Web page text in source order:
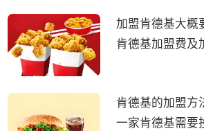
加盟肯德基大概
肯德基加盟费及
肯德基的加盟方
一家肯德基需要